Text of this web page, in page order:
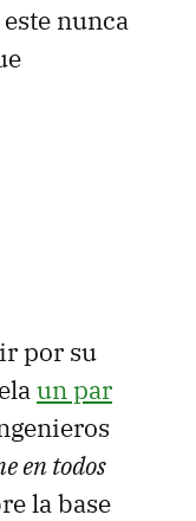
nunca
por su
un par
en todos
la base